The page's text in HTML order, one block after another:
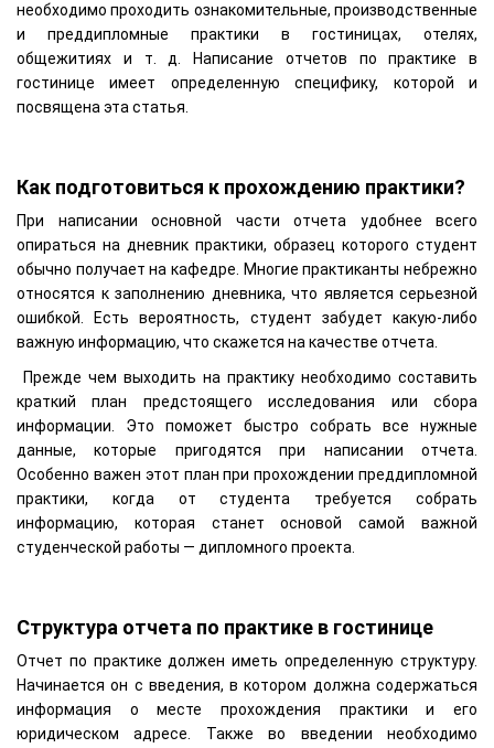
необходимо проходить ознакомительные, производственные
и преддипломные практики в гостиницах, отелях,
общежитиях и т. д. Написание отчетов по практике в
гостинице имеет определенную специфику, которой и
посвящена эта статья.
Как подготовиться к прохождению практики?
При написании основной части отчета удобнее всего
опираться на дневник практики, образец которого студент
обычно получает на кафедре. Многие практиканты небрежно
относятся к заполнению дневника, что является серьезной
ошибкой. Есть вероятность, студент забудет какую-либо
важную информацию, что скажется на качестве отчета.
Прежде чем выходить на практику необходимо составить
краткий план предстоящего исследования или сбора
информации. Это поможет быстро собрать все нужные
данные, которые пригодятся при написании отчета.
Особенно важен этот план при прохождении преддипломной
практики, когда от студента требуется собрать
информацию, которая станет основой самой важной
студенческой работы — дипломного проекта.
Структура отчета по практике в гостинице
Отчет по практике должен иметь определенную структуру.
Начинается он с введения, в котором должна содержаться
информация о месте прохождения практики и его
юридическом адресе. Также во введении необходимо